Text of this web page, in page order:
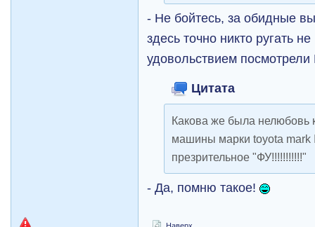
- Не бойтесь, за обидные
здесь точно никто ругать
удовольствием
Цитата
Какова же была нелюбовь
машины марки toyota mark
презрительное "ФУ!!!!!!!!!!!"
- Да, помню такое!